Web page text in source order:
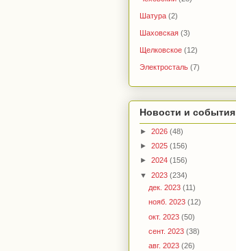
Шатура (2)
Шаховская (3)
Щелковское (12)
Электросталь (7)
Новости и события
► 2026 (48)
► 2025 (156)
► 2024 (156)
▼ 2023 (234)
дек. 2023(11)
нояб. 2023(12)
окт. 2023(50)
сент. 2023(38)
авг. 2023(26)